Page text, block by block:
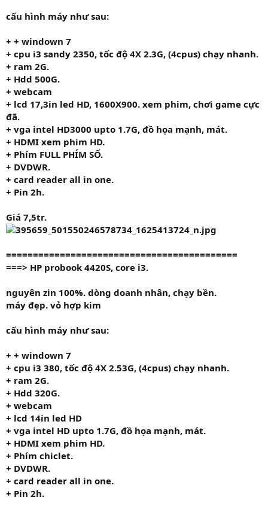
cấu hình máy như sau:
+ + windown 7
+ cpu i3 sandy 2350, tốc độ 4X 2.3G, (4cpus) chạy nhanh.
+ ram 2G.
+ Hdd 500G.
+ webcam
+ lcd 17,3in led HD, 1600X900. xem phim, chơi game cực
đã.
+ vga intel HD3000 upto 1.7G, đồ họa mạnh, mát.
+ HDMI xem phim HD.
+ Phím FULL PHÍM SỐ.
+ DVDWR.
+ card reader all in one.
+ Pin 2h.
Giá 7,5tr.
===========================================
===> HP probook 4420S, core i3.
nguyên zin 100%. dòng doanh nhân, chạy bền.
máy đẹp. vỏ hợp kim
cấu hình máy như sau:
+ + windown 7
+ cpu i3 380, tốc độ 4X 2.53G, (4cpus) chạy nhanh.
+ ram 2G.
+ Hdd 320G.
+ webcam
+ lcd 14in led HD
+ vga intel HD upto 1.7G, đồ họa mạnh, mát.
+ HDMI xem phim HD.
+ Phím chiclet.
+ DVDWR.
+ card reader all in one.
+ Pin 2h.